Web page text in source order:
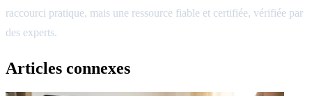
raccourci pratique, mais une ressource fiable et certifiée, vérifiée par
des experts.
Articles connexes